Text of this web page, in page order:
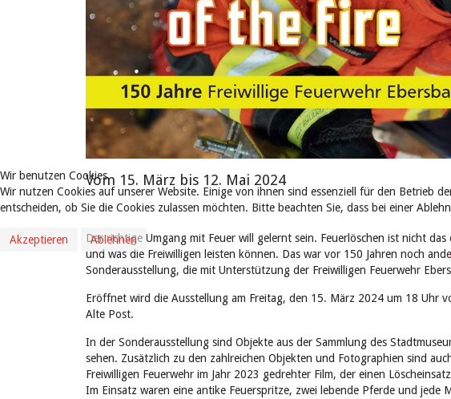
Vom 15. März bis 12. Mai 2024
Der richtige Umgang mit Feuer will gelernt sein. Feuerlöschen ist nicht
und was die Freiwilligen leisten können. Das war vor 150 Jahren noch
Sonderausstellung, die mit Unterstützung der Freiwilligen Feuerwehr
Eröffnet wird die Ausstellung am Freitag, den 15. März 2024 um 18 Uhr
Alte Post.
In der Sonderausstellung sind Objekte aus der Sammlung des
sehen. Zusätzlich zu den zahlreichen Objekten und Fotographien sind
Freiwilligen Feuerwehr im Jahr 2023 gedrehter Film, der einen
Im Einsatz waren eine antike Feuerspritze, zwei lebende Pferde und jede
Wir benutzen Cookies
Wir nutzen Cookies auf unserer Website. Einige von ihnen sind essenziell für den Betrieb
entscheiden, ob Sie die Cookies zulassen möchten. Bitte beachten Sie, dass bei einer
Akzeptieren
Ablehnen